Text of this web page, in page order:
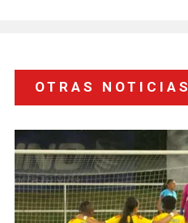
OTRAS NOTICIAS